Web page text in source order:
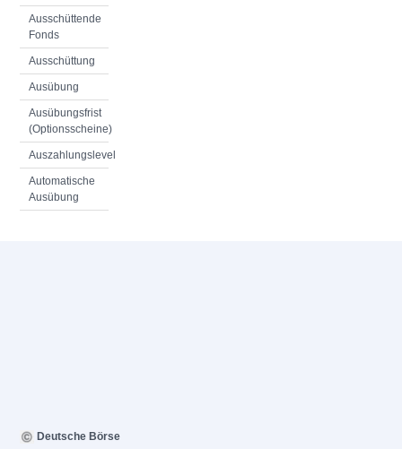
Ausschüttende
Fonds
Ausschüttung
Ausübung
Ausübungsfrist
(Optionsscheine)
Auszahlungslevel
Automatische
Ausübung
Deutsche Börse